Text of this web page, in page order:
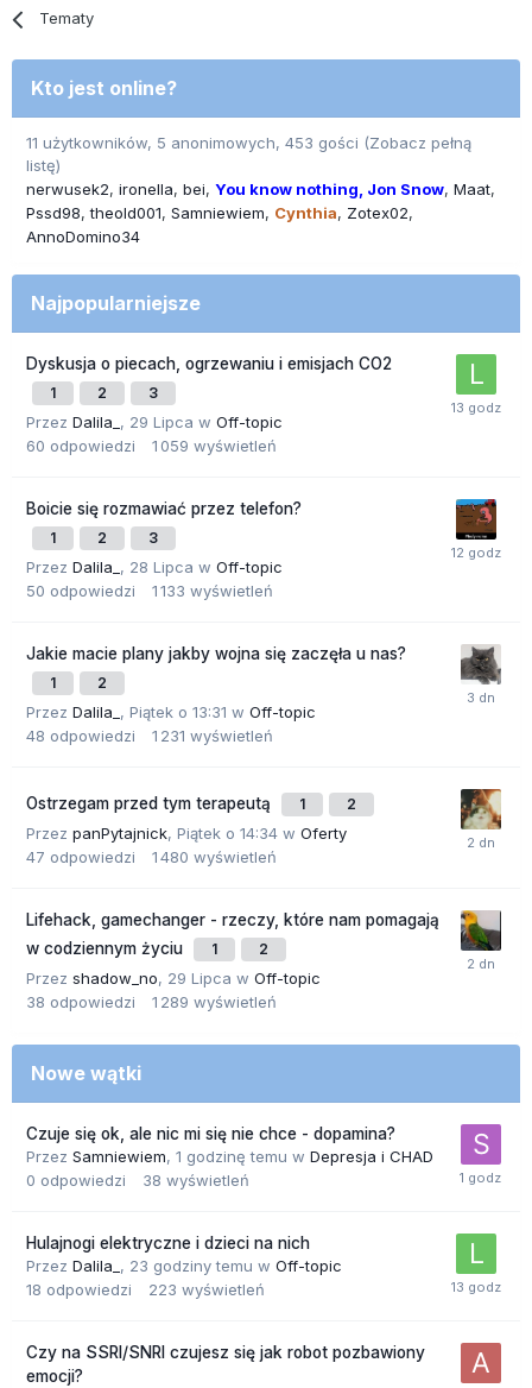
Tematy
Kto jest online?
11 użytkowników, 5 anonimowych, 453 gości (Zobacz pełną
listę)
nerwusek2 ironella bei You know nothing, Jon Snow Maat
Pssd98 theold001 Samniewiem Cynthia
Zotex02
AnnoDomino34
Najpopularniejsze
Dyskusja o piecach, ogrzewaniu i emisjach CO2
1 2 3
Przez Dalila_ , 29 Lipca w Off-topic
60 odpowiedzi 1 059 wyświetleń
Boicie się rozmawiać przez telefon?
1 2 3
Przez Dalila_ , 28 Lipca w Off-topic
50 odpowiedzi 1 133 wyświetleń
Jakie macie plany jakby wojna się zaczęła u nas?
1 2
Przez Dalila_ , Piątek o 13:31 w Off-topic
48 odpowiedzi 1 231 wyświetleń
Ostrzegam przed tym terapeutą 1 2
Przez panPytajnick, Piątek o 14:34 w Oferty
47 odpowiedzi 1 480 wyświetleń
Lifehack, gamechanger - rzeczy, które nam pomagają
w codziennym życiu
1 2
Przez shadow_no, 29 Lipca w Off-topic
38 odpowiedzi 1 289 wyświetleń
Nowe wątki
Czuje się ok, ale nic mi się nie chce - dopamina?
Przez Samniewiem, 1 godzinę temu w Depresja i CHAD
0 odpowiedzi 38 wyświetleń
Hulajnogi elektryczne i dzieci na nich
Przez Dalila_ , 23 godziny temu w Off-topic
18 odpowiedzi 223 wyświetleń
Czy na SSRI/SNRI czujesz się jak robot pozbawiony
emocji?